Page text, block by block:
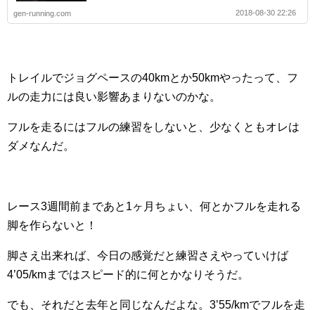
gen-running.com 2018-08-30 22:26
トレイルでジョグペースの40kmとか50kmやったって、フ
ルの走力には良い影響あまりないのかな。
フルを走るにはフルの練習をしないと、少なくともオレは
ダメなんだ。
レース3週間前まであと1ヶ月ちょい、何とかフルを走れる
脚を作らないと！
脚さえ出来れば、今日の感覚だと練習さえやっていけば
4’05/kmまではスピード的に何とかなりそうだ。
でも、それだと去年と同じなんだよな。3’55/kmでフルを走